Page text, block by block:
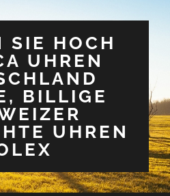
SIE HOCH
UHREN
BILLIGE
UHREN